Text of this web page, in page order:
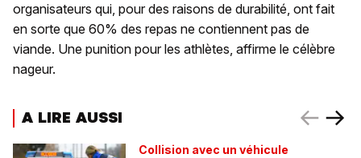
organisateurs qui, pour des raisons de durabilité, ont fait
en sorte que 60% des repas ne contiennent pas de
viande. Une punition pour les athlètes, affirme le célèbre
nageur.
A LIRE AUSSI
Collision avec un véhicule